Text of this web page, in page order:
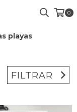
0
playas
FILTRAR